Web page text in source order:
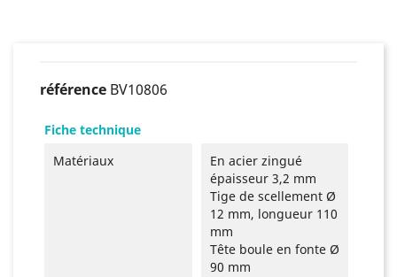
référence BV10806
Fiche technique
Matériaux
En acier zingué
épaisseur 3,2 mm
Tige de scellement Ø
12 mm, longueur 110
mm
Tête boule en fonte Ø
90 mm